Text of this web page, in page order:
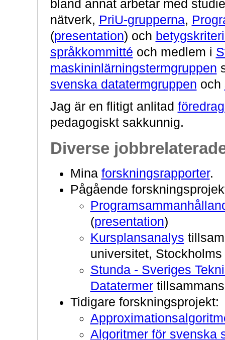
bland annat arbetar med
nätverk, PriU-grupperna,
(presentation) och
språkkommitté och medlem i
maskininlärningstermgruppen
svenska datatermgruppen och
Jag är en flitigt anlitad
pedagogiskt sakkunnig.
Diverse
Mina forskningsrapporter.
Pågående
(presentation)
Kursplansanalys
universitet,
Stunda - Sveriges
Datatermer
Tidigare forskningsprojekt:
Algoritmer för svenska